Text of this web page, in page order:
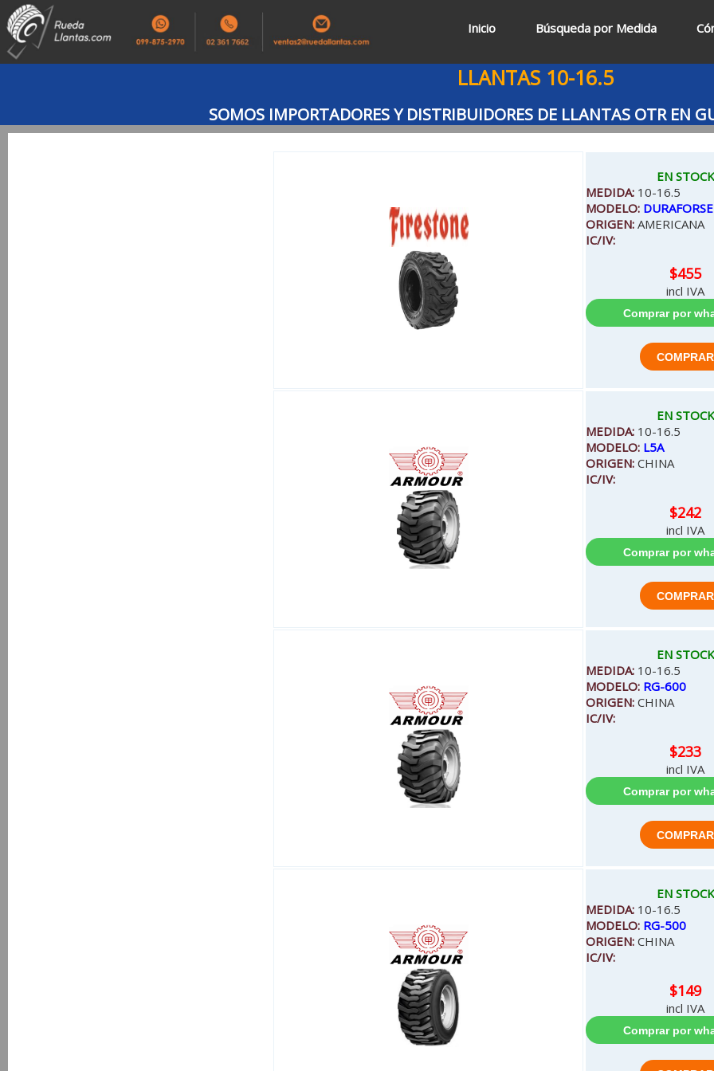
Inicio Búsqueda por Medida
LLANTAS 10-16.5
SOMOS IMPORTADORES Y DISTRIBUIDORES DE LLANTAS OTR EN
EN STOCK
MEDIDA: 10-16.5
MODELO:
ORIGEN: AMERICANA
IC/IV:
$455
incl IVA
EN STOCK
MEDIDA: 10-16.5
MODELO: L5A
ORIGEN: CHINA
IC/IV:
$242
incl IVA
EN STOCK
MEDIDA: 10-16.5
MODELO: RG-600
ORIGEN: CHINA
IC/IV:
$233
incl IVA
EN STOCK
MEDIDA: 10-16.5
MODELO: RG-500
ORIGEN: CHINA
IC/IV:
$149
incl IVA